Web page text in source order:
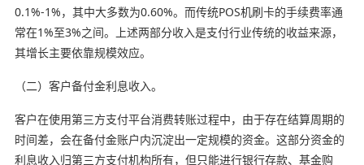
0.1%-1%，其中大多数为0.60%。而传统POS机刷卡的手续费率通
常在1%至3%之间。上述两部分收入是支付行业传统的收益来源，
其增长主要依靠规模效应。
（二）客户备付金利息收入。
客户在使用第三方支付平台消费转账过程中，由于存在结算周期的
时间差，会在备付金账户内沉淀出一定规模的资金。这部分资金的
利息收入归第三方支付机构所有，但只能进行银行存款、基金购